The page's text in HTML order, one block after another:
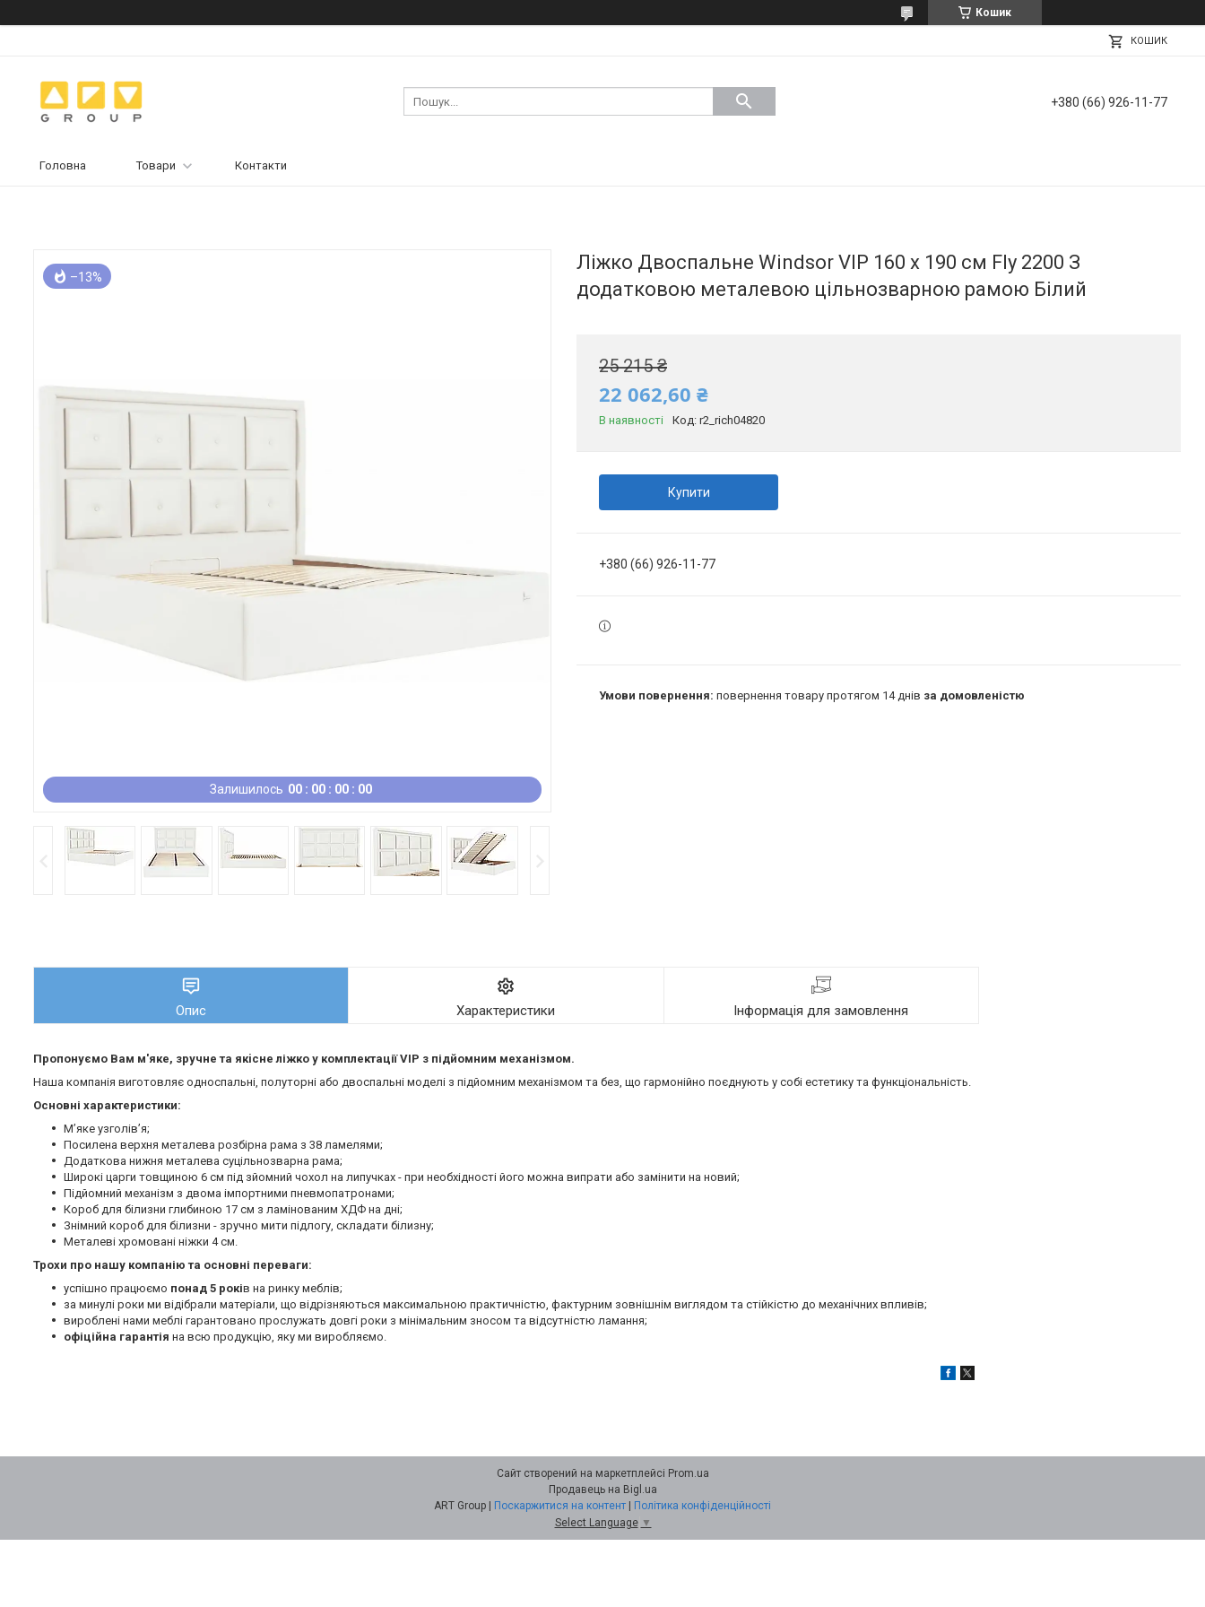
Кошик
КОШИК
+380 (66) 926-11-77
Головна Товари Контакти
Залишилось 00 00 00 00
–13%
Ліжко Двоспальне Windsor VIP 160 х 190 см Fly 2200 З
додатковою металевою цільнозварною рамою Білий
25 215 ₴
22 062,60 ₴
В наявності Код: r2_rich04820
Купити
+380 (66) 926-11-77
повернення товару протягом 14 днів за домовленістю
Опис Характеристики Інформація для замовлення
Пропонуємо Вам м'яке, зручне та якiсне ліжко у комплектації VIP з підйомним механізмом.
Наша компанія виготовляє односпальні, полуторні або двоспальні моделі з підйомним механізмом та без, що гармонійно поєднують у собі естетику та функціональність.
Основні характеристики:
М’яке узголів’я;
Посилена верхня металева розбірна рама з 38 ламелями;
Додаткова нижня металева суцільнозварна рама;
Широкі царги товщиною 6 см під зйомний чохол на липучках - при необхідності його можна випрати або замінити на новий;
Підйомний механізм з двома імпортними пневмопатронами;
Короб для білизни глибиною 17 см з ламінованим ХДФ на дні;
Знімний короб для білизни - зручно мити підлогу, складати білизну;
Металеві хромовані ніжки 4 см.
Трохи про нашу компанію та основні переваги:
успішно працюємо понад 5 років на ринку меблів;
за минулі роки ми відібрали матеріали, що відрізняються максимальною практичністю, фактурним зовнішнім виглядом та стійкістю до механічних впливів;
вироблені нами меблі гарантовано прослужать довгі роки з мінімальним зносом та відсутністю ламання;
офіційна гарантія на всю продукцію, яку ми виробляємо.
Сайт створений на маркетплейсі Prom.ua
Продавець на Bigl.ua
Поскаржитися на контент
Політика конфіденційності
Select Language ▼